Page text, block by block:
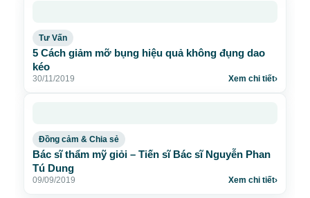
Tư Vấn
5 Cách giảm mỡ bụng hiệu quả không đụng dao
kéo
30/11/2019 Xem chi tiết›
Đồng cảm & Chia sẻ
Bác sĩ thẩm mỹ giỏi – Tiến sĩ Bác sĩ Nguyễn Phan
Tú Dung
09/09/2019 Xem chi tiết›